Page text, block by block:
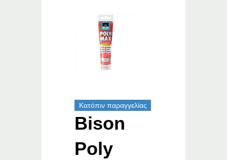
Κατόπιν παραγγελίας
Bison
Poly